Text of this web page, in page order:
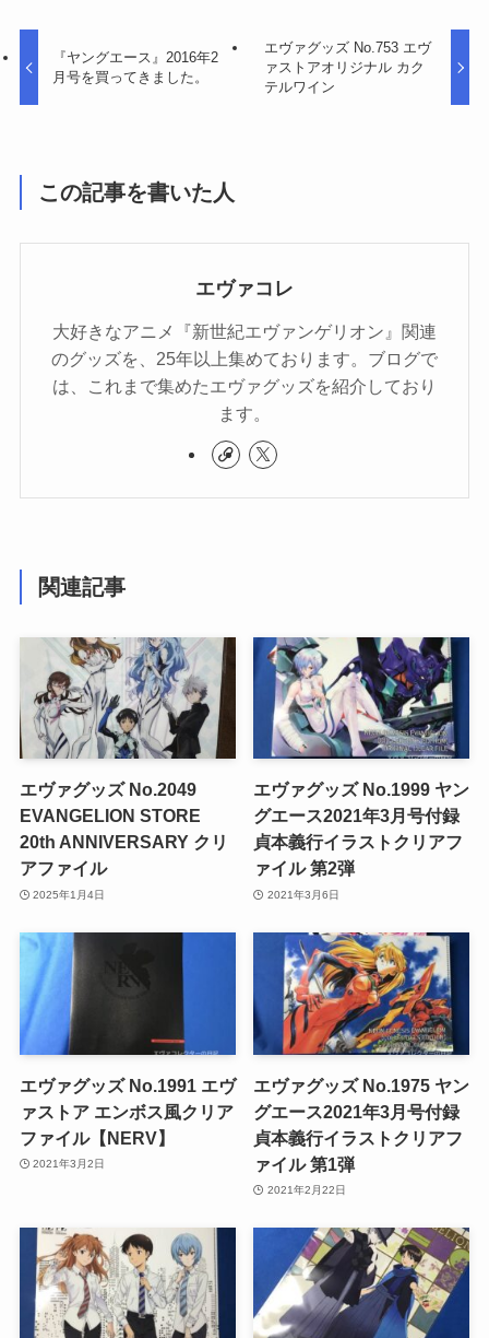
『ヤングエース』2016年2
月号を買ってきました。
エヴァグッズ No.753 エヴ
ァストアオリジナル カク
テルワイン
この記事を書いた人
エヴァコレ
大好きなアニメ『新世紀エヴァンゲリオン』関連
のグッズを、25年以上集めております。ブログで
は、これまで集めたエヴァグッズを紹介しており
ます。
関連記事
エヴァグッズ No.2049
EVANGELION STORE
20th ANNIVERSARY クリ
アファイル
2025年1月4日
エヴァグッズ No.1999 ヤン
グエース2021年3月号付録
貞本義行イラストクリアフ
ァイル 第2弾
2021年3月6日
エヴァグッズ No.1991 エヴ
ァストア エンボス風クリア
ファイル【NERV】
2021年3月2日
エヴァグッズ No.1975 ヤン
グエース2021年3月号付録
貞本義行イラストクリアフ
ァイル 第1弾
2021年2月22日